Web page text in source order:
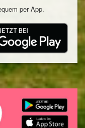
per App.